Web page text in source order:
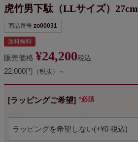
虎竹男下駄（LLサイズ）27cm
商品番号 zo00031
送料無料
販売価格 ¥24,200税込
22,000円 （税抜）～
[ラッピングご希望]